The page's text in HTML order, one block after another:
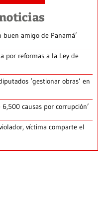
amigo de Panamá’
por reformas a la Ley de
‘gestionar obras’ en
causas por corrupción’
víctima comparte el